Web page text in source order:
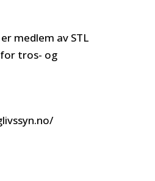
medlem av STL
tros- og